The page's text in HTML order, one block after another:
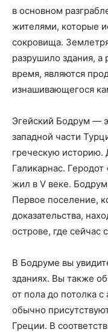
в основном
жителями, которые
сокровища.
разрушило здания,
время, являются
изнашивающегося
Эгейский Бодрум —
западной части
греческую
Галикарнас.
жил в V веке.
Первое поселение,
доказательства,
острове, где сейчас
В Бодруме вы
зданиях. Вы также
от пола до потолка
обычно
Греции. В